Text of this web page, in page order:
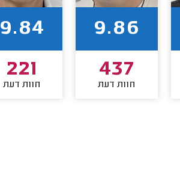
9.86
437
חוות דעת
9.84
221
חוות דעת